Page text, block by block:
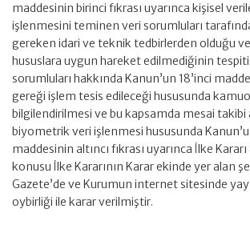
maddesinin birinci fıkrası uyarınca kişisel
işlenmesini teminen veri sorumluları
gereken idari ve teknik tedbirlerden olduğu
hususlara uygun hareket edilmediğinin
sorumluları hakkında Kanun’un 18’inci
gereği işlem tesis edileceği hususunda
bilgilendirilmesi ve bu kapsamda mesai takibi
biyometrik veri işlenmesi hususunda
maddesinin altıncı fıkrası uyarınca İlke
konusu İlke Kararının Karar ekinde yer alan
Gazete’de ve Kurumun internet sitesinde
oybirliği ile karar verilmiştir.